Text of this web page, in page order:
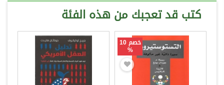
كتب قد تعجبك من هذه الفئة
خصم 10
%